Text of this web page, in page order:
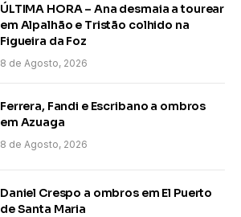
ÚLTIMA HORA – Ana desmaia a tourear
em Alpalhão e Tristão colhido na
Figueira da Foz
8 de Agosto, 2026
Ferrera, Fandi e Escribano a ombros
em Azuaga
8 de Agosto, 2026
Daniel Crespo a ombros em El Puerto
de Santa Maria